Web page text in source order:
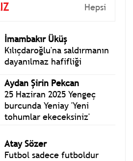
Hepsi
İmambakır Üküş
Kılıçdaroğlu'na saldırmanın
dayanılmaz hafifliği
Aydan Şirin Pekcan
25 Haziran 2025 Yengeç
burcunda Yeniay 'Yeni
tohumlar ekeceksiniz'
Atay Sözer
Futbol sadece futboldur